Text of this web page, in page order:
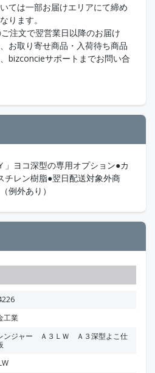
ては一部お届けエリアにて締め
ります。
文で翌営業日以降のお届け
お取り寄せ商品・入荷待ち商品
bizconcieサポートまでお問い合
」ヨコ深型の専用オプション●カ
チレン樹脂●翌日配送対象外商
例外あり）
工業
ンジャー Ａ３ＬＷ Ａ３深型よこ仕